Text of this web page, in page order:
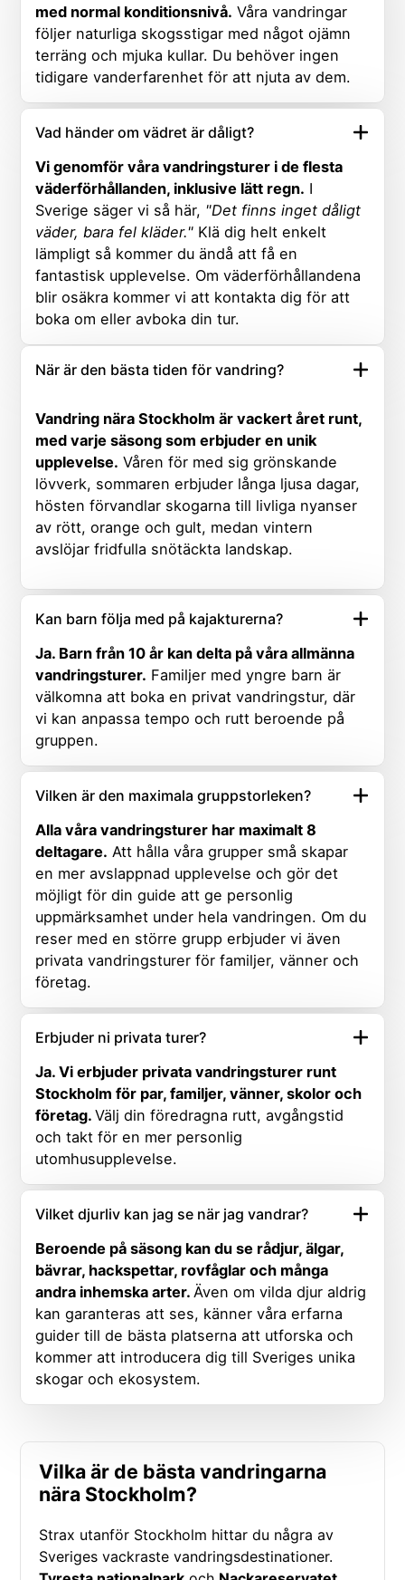
med normal konditionsnivå. Våra vandringar
följer naturliga skogsstigar med något ojämn
terräng och mjuka kullar. Du behöver ingen
tidigare vanderfarenhet för att njuta av dem.
Vad händer om vädret är dåligt?
Vi genomför våra vandringsturer i de flesta
väderförhållanden, inklusive lätt regn. I
Sverige säger vi så här, "Det finns inget dåligt
väder, bara fel kläder." Klä dig helt enkelt
lämpligt så kommer du ändå att få en
fantastisk upplevelse. Om väderförhållandena
blir osäkra kommer vi att kontakta dig för att
boka om eller avboka din tur.
När är den bästa tiden för vandring?
Vandring nära Stockholm är vackert året runt,
med varje säsong som erbjuder en unik
upplevelse. Våren för med sig grönskande
lövverk, sommaren erbjuder långa ljusa dagar,
hösten förvandlar skogarna till livliga nyanser
av rött, orange och gult, medan vintern
avslöjar fridfulla snötäckta landskap.
Kan barn följa med på kajakturerna?
Ja. Barn från 10 år kan delta på våra allmänna
vandringsturer. Familjer med yngre barn är
välkomna att boka en privat vandringstur, där
vi kan anpassa tempo och rutt beroende på
gruppen.
Vilken är den maximala gruppstorleken?
Alla våra vandringsturer har maximalt 8
deltagare. Att hålla våra grupper små skapar
en mer avslappnad upplevelse och gör det
möjligt för din guide att ge personlig
uppmärksamhet under hela vandringen. Om du
reser med en större grupp erbjuder vi även
privata vandringsturer för familjer, vänner och
företag.
Erbjuder ni privata turer?
Ja. Vi erbjuder privata vandringsturer runt
Stockholm för par, familjer, vänner, skolor och
företag.Välj din föredragna rutt, avgångstid
och takt för en mer personlig
utomhusupplevelse.
Vilket djurliv kan jag se när jag vandrar?
Beroende på säsong kan du se rådjur, älgar,
bävrar, hackspettar, rovfåglar och många
andra inhemska arter.Även om vilda djur aldrig
kan garanteras att ses, känner våra erfarna
guider till de bästa platserna att utforska och
kommer att introducera dig till Sveriges unika
skogar och ekosystem.
Vilka är de bästa vandringarna
nära Stockholm?
Strax utanför Stockholm hittar du några av
Sveriges vackraste vandringsdestinationer.